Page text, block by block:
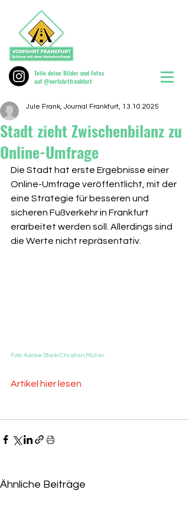
Teile deine Bilder und Fotos
auf @vorfahrtfrankfurt
Stadt zieht Zwischenbilanz zu
Online-Umfrage
Jule Frank, Journal Frankfurt, 13.10.2025
Die Stadt hat erste Ergebnisse einer
Online-Umfrage veröffentlicht, mit der
eine Strategie für besseren und
sicheren Fußverkehr in Frankfurt
erarbeitet werden soll. Allerdings sind
die Werte nicht repräsentativ.
Foto: Adobe Stock/Christian Müller
Artikel hier lesen
Ähnliche Beiträge